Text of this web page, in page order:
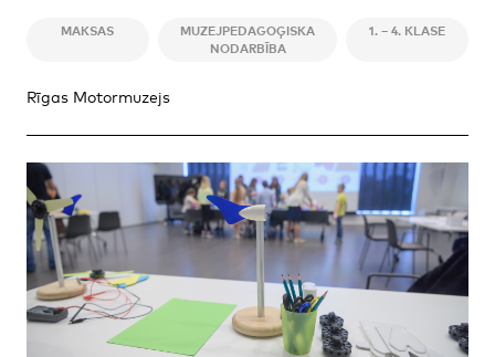
MAKSAS
MUZEJPEDAGOĢISKA
NODARBĪBA
1. – 4. KLASE
Rīgas Motormuzejs